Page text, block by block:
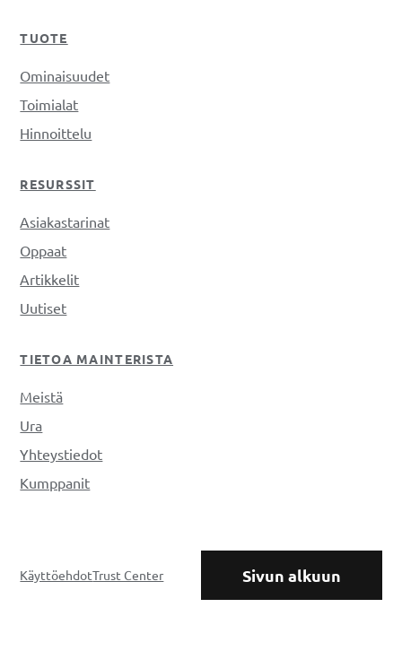
TUOTE
Ominaisuudet
Toimialat
Hinnoittelu
RESURSSIT
Asiakastarinat
Oppaat
Artikkelit
Uutiset
TIETOA MAINTERISTA
Meistä
Ura
Yhteystiedot
Kumppanit
KäyttöehdotTrust Center Sivun alkuun